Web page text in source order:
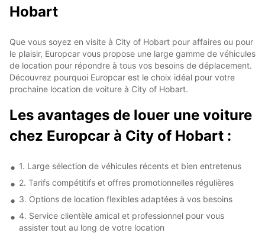
Hobart
Que vous soyez en visite à City of Hobart pour affaires ou pour
le plaisir, Europcar vous propose une large gamme de véhicules
de location pour répondre à tous vos besoins de déplacement.
Découvrez pourquoi Europcar est le choix idéal pour votre
prochaine location de voiture à City of Hobart.
Les avantages de louer une voiture
chez Europcar à City of Hobart :
1. Large sélection de véhicules récents et bien entretenus
2. Tarifs compétitifs et offres promotionnelles régulières
3. Options de location flexibles adaptées à vos besoins
4. Service clientèle amical et professionnel pour vous
assister tout au long de votre location